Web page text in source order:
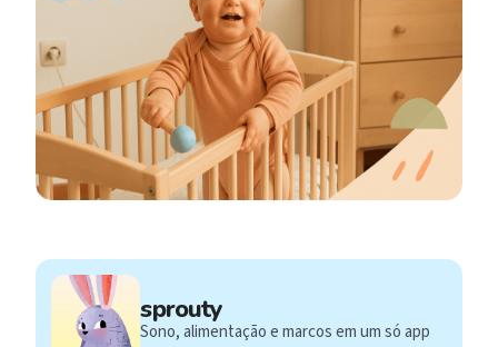
sprouty
Sono, alimentação e marcos em um só app